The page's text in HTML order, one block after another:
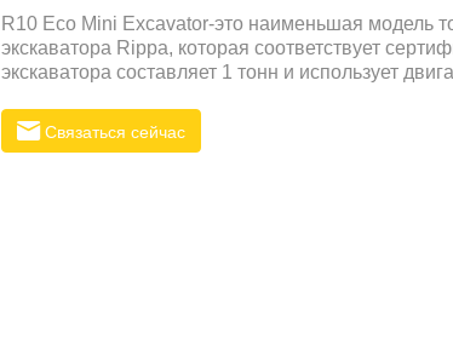
R10 Eco Mini Excavator-это наименьшая модель
экскаватора Rippa, которая соответствует
экскаватора составляет 1 тонн и использует
Двигатель - дизельный двигатель. R10-5 Eco Mini
потребности CE, поэтому он не ограничивается
Связаться сейчас